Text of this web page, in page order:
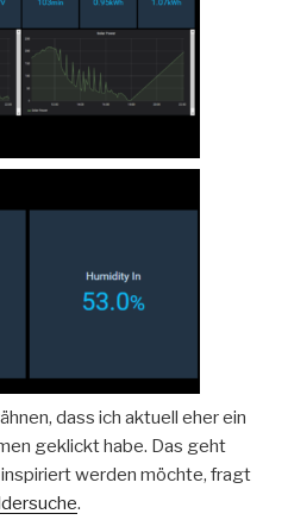
dass ich aktuell eher ein
geklickt habe. Das geht
werden möchte, fragt
.